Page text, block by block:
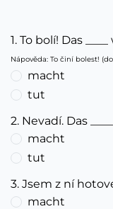
1. To bolí! Das
Nápověda: To činí bolest!
macht
tut
2. Nevadí. Das
macht
tut
3. Jsem z ní
macht